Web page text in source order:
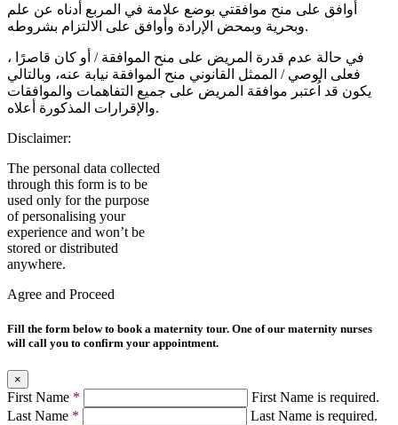
أوافق على منح موافقتي بوضع علامة في المربع أدناه عن علم
وبحرية وبمحض الإرادة وأوافق على الالتزام بشروطه.
في حالة عدم قدرة المريض على منح الموافقة / أو كان قاصرًا ،
فعلى الوصي / الممثل القانوني منح الموافقة نيابة عنه، وبالتالي
يكون قد اُعتبر موافقة المريض على جميع التفاهمات والموافقات
والإقرارات المذكورة أعلاه.
Disclaimer:
The personal data collected
through this form is to be
used only for the purpose
of personalising your
experience and won’t be
stored or distributed
anywhere.
Agree and Proceed
Fill the form below to book a maternity tour. One of our maternity nurses
will call you to confirm your appointment.
×
First Name *
First Name is required.
Last Name * Last Name is required.